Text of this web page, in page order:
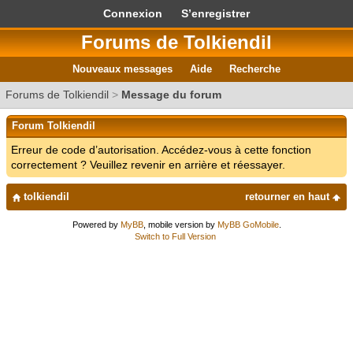
Connexion S’enregistrer
Forums de Tolkiendil
Nouveaux messages Aide Recherche
Forums de Tolkiendil > Message du forum
Forum Tolkiendil
Erreur de code d’autorisation. Accédez-vous à cette fonction
correctement ? Veuillez revenir en arrière et réessayer.
retourner en haut
tolkiendil
Powered by MyBB, mobile version by MyBB GoMobile.
Switch to Full Version